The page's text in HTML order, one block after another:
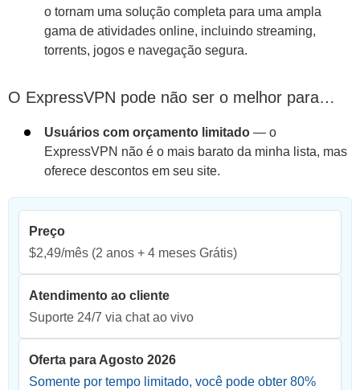
o tornam uma solução completa para uma ampla
gama de atividades online, incluindo streaming,
torrents, jogos e navegação segura.
O ExpressVPN pode não ser o melhor para…
Usuários com orçamento limitado — o
ExpressVPN não é o mais barato da minha lista, mas
oferece descontos em seu site.
Preço
$2,49/mês (2 anos + 4 meses Grátis)
Atendimento ao cliente
Suporte 24/7 via chat ao vivo
Oferta para Agosto 2026
Somente por tempo limitado, você pode obter 80%